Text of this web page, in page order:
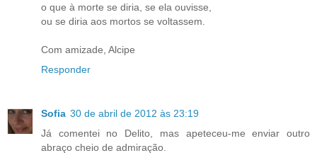
o que à morte se diria, se ela ouvisse,
ou se diria aos mortos se voltassem.
Com amizade, Alcipe
Responder
Sofia 30 de abril de 2012 às 23:19
Já comentei no Delito, mas apeteceu-me enviar outro
abraço cheio de admiração.